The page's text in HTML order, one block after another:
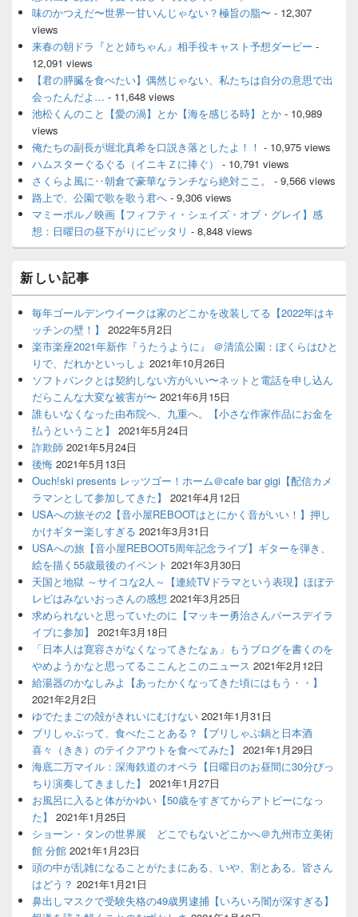
味のかつえだ〜世界一甘いんじゃない？極旨の脂〜 - 12,307
views
来春の朝ドラ『とと姉ちゃん』相手役キャスト予想ダービー -
12,091 views
【君の膵臓を食べたい】偶然じゃない、私たちは自分の意思で出
会ったんだよ… - 11,648 views
池松くんのこと【愛の渦】とか【海を感じる時】とか - 10,989
views
俺たちの副長が堀北真希を口説き落としたよ！！ - 10,975 views
ハムスターぐるぐる（イニキＺに捧ぐ）
- 10,791 views
さくらよ風に‥朝倉で豪華なランチなら絶対ここ。
- 9,566 views
路上で、公園で歌を歌う君へ - 9,306 views
マミーポルノ映画【フィフティ・シェイズ・オブ・グレイ】感
想：日曜日の昼下がりにピッタリ - 8,848 views
新しい記事
毎年ゴールデンウイークは家のどこかを改装してる【2022年はキ
ッチンの壁！】
2022年5月2日
楽市楽座2021年新作『うたうように』 ＠清流公園：ぼくらはひと
りで、だれかといっしょ 2021年10月26日
ソフトバンクとは契約しない方がいい〜ネットと電話を申し込ん
だらこんな大変な被害が〜 2021年6月15日
誰もいなくなった由布院へ、九重へ。【小さな作家作品にお金を
払うということ】
2021年5月24日
詐欺師 2021年5月24日
後悔 2021年5月13日
Ouch!ski presents レッツゴー！ホーム＠cafe bar gigi【配信カメ
ラマンとして参加してきた】
2021年4月12日
USAへの旅その2【音小屋REBOOTはとにかく音がいい！】押し
かけギター楽しすぎる 2021年3月31日
USAへの旅【音小屋REBOOT5周年記念ライブ】ギターを弾き、
絵を描く55歳最後のイベント 2021年3月30日
天国と地獄 ～サイコな2人～【連続TVドラマという表現】ほぼテ
レビはみないおっさんの感想 2021年3月25日
求められないと思っていたのに【マッキー勇治さんバースデイラ
イブに参加】
2021年3月18日
「日本人は寛容さがなくなってきたなぁ」もうブログを書くのを
やめようかなと思ってるここんとこのニュース 2021年2月12日
給湯器のかなしみよ【あったかくなってきた頃にはもう・・】
2021年2月2日
ゆでたまごの殻がきれいにむけない 2021年1月31日
ブリしゃぶって、食べたことある？【ブリしゃぶ鍋と日本酒
喜々（きき）のテイクアウトを食べてみた】
2021年1月29日
海底二万マイル：深海鉄道のオペラ【日曜日のお昼間に30分びっ
ちり演奏してきました】
2021年1月27日
お風呂に入ると体がかゆい【50歳をすぎてからアトピーになっ
た】
2021年1月25日
ショーン・タンの世界展 どこでもないどこかへ＠九州市立美術
館 分館 2021年1月23日
頭の中が乱雑になることがたまにある、いや、割とある。皆さん
はどう？ 2021年1月21日
鼻出しマスクで受験失格の49歳男逮捕【いろいろ闇が深すぎる】